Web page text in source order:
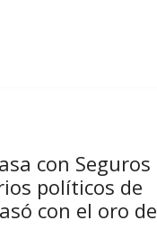
con Seguros
políticos de
con el oro de